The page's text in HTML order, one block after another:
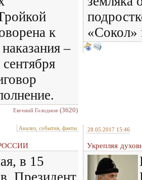
к
–
Евгений Голоднов (3620)
«Сокол»
Анализ, события, факты
в 15
Президент
28.05.2017 15:46
Укрепляя